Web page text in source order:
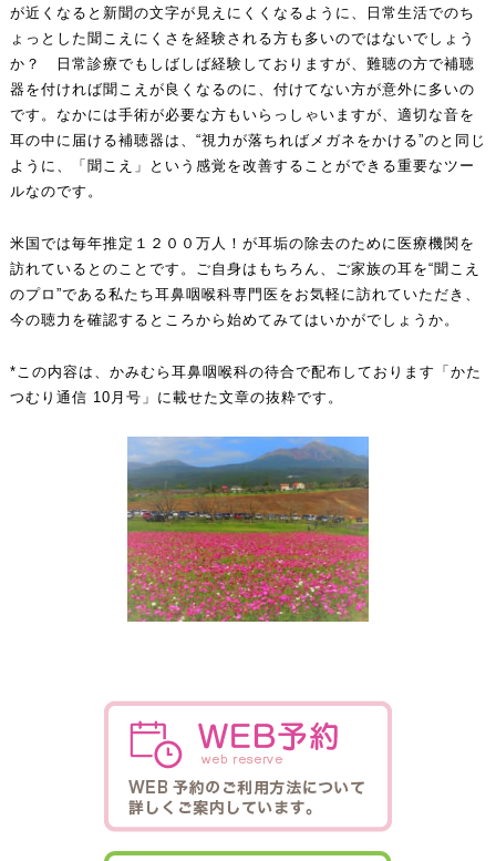
が近くなると新聞の文字が見えにくくなるように、日常生活でのち
ょっとした聞こえにくさを経験される方も多いのではないでしょう
か？ 日常診療でもしばしば経験しておりますが、難聴の方で補聴
器を付ければ聞こえが良くなるのに、付けてない方が意外に多いの
です。なかには手術が必要な方もいらっしゃいますが、適切な音を
耳の中に届ける補聴器は、“視力が落ちればメガネをかける”のと同じ
ように、「聞こえ」という感覚を改善することができる重要なツー
ルなのです。
米国では毎年推定１２００万人！が耳垢の除去のために医療機関を
訪れているとのことです。ご自身はもちろん、ご家族の耳を“聞こえ
のプロ”である私たち耳鼻咽喉科専門医をお気軽に訪れていただき、
今の聴力を確認するところから始めてみてはいかがでしょうか。
*この内容は、かみむら耳鼻咽喉科の待合で配布しております「かた
つむり通信 10月号」に載せた文章の抜粋です。